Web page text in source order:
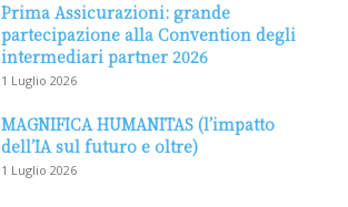
Prima Assicurazioni: grande
partecipazione alla Convention degli
intermediari partner 2026
1 Luglio 2026
MAGNIFICA HUMANITAS (l’impatto
dell’IA sul futuro e oltre)
1 Luglio 2026